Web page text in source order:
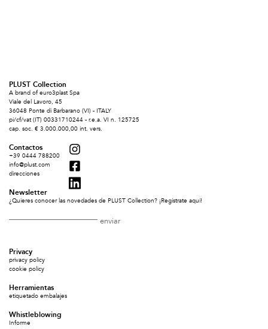
PLUST Collection
A brand of euro3plast Spa
Viale del Lavoro, 45
36048 Ponte di Barbarano (VI) - ITALY
pi/cf/vat (IT) 00331710244 - r.e.a. VI n. 125725
cap. soc. € 3.000.000,00 int. vers.
Contactos
+39 0444 788200
info@plust.com
direcciones
Newsletter
¿Quieres conocer las novedades de PLUST Collection? ¡Regístrate aquí!
Privacy
privacy policy
cookie policy
Herramientas
etiquetado embalajes
Whistleblowing
Informe